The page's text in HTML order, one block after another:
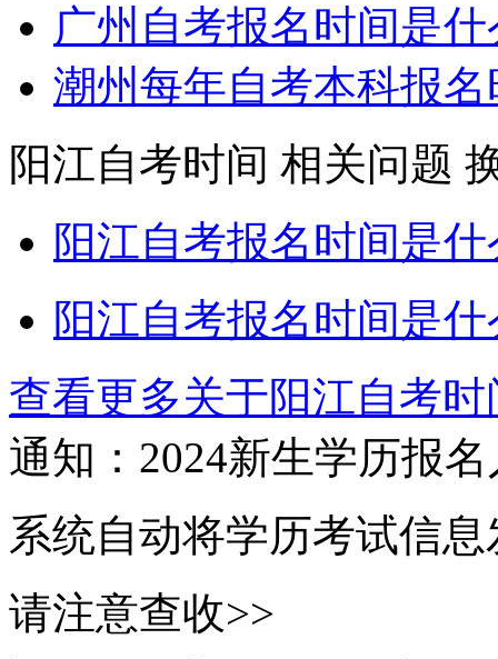
广州自考报名时间是
潮州每年自考本科报
阳江自考时间 相关问题
阳江自考报名时间是
阳江自考报名时间是
查看更多关于阳江自考时
通知：2024新生学历报名
系统自动将学历考试信
请注意查收>>